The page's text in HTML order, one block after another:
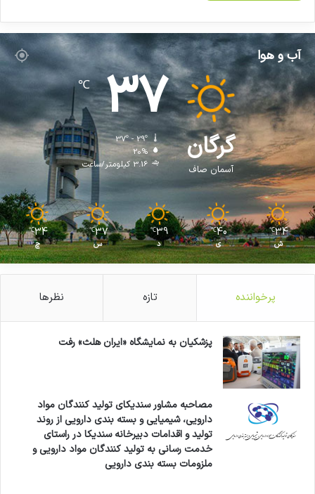
آب و هوا
گرگان
آسمان صاف
37
℃
37º - 29º
20%
3.16 کیلومتر/ساعت
34
℃
ش
40
℃
ی
39
℃
د
37
℃
س
34
℃
چ
پرخواننده تازه نظرها
پزشکیان به نمایشگاه «ایران هلث» رفت
مصاحبه مشاور سندیکای تولید کنندگان مواد
دارویی، شیمیایی و بسته بندی دارویی از روند
تولید و اقدامات دبیرخانه سندیکا در راستای
خدمت رسانی به تولید کنندگان مواد دارویی و
ملزومات بسته بندی دارویی